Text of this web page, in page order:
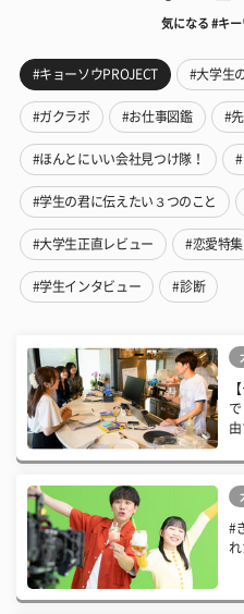
気になる #キ
#キョーソウPROJECT #大学生
#ガクラボ #お仕事図鑑 #
#ほんとにいい会社見つけ隊！
#学生の君に伝えたい３つのこと
#大学生正直レビュー #恋愛特集
#学生インタビュー #診断
由
#